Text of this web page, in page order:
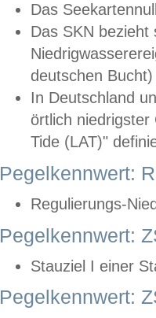
Das
Das SKN
deutschen
In Deutschland
örtlich
Tide (LAT)"
Pegelkennwert:
Regulierungs-
Pegelkennwert:
Stauziel I einer
Pegelkennwert: